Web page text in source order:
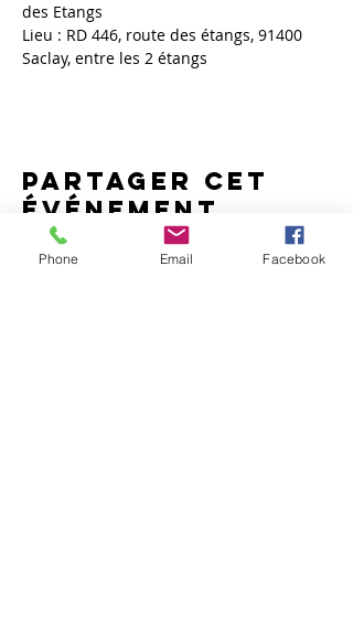
des Etangs
Lieu : RD 446, route des étangs, 91400
Saclay, entre les 2 étangs
Partager cet
événement
Phone Email Facebook